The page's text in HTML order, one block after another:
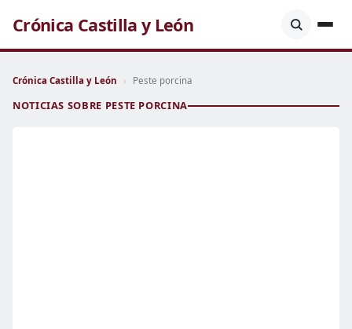
Crónica Castilla y León
Crónica Castilla y León › Peste porcina
NOTICIAS SOBRE PESTE PORCINA